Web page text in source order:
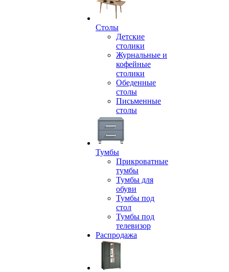
Столы
Детские
столики
Журнальные и
кофейные
столики
Обеденные
столы
Письменные
столы
Тумбы
Прикроватные
тумбы
Тумбы для
обуви
Тумбы под
стол
Тумбы под
телевизор
Распродажа